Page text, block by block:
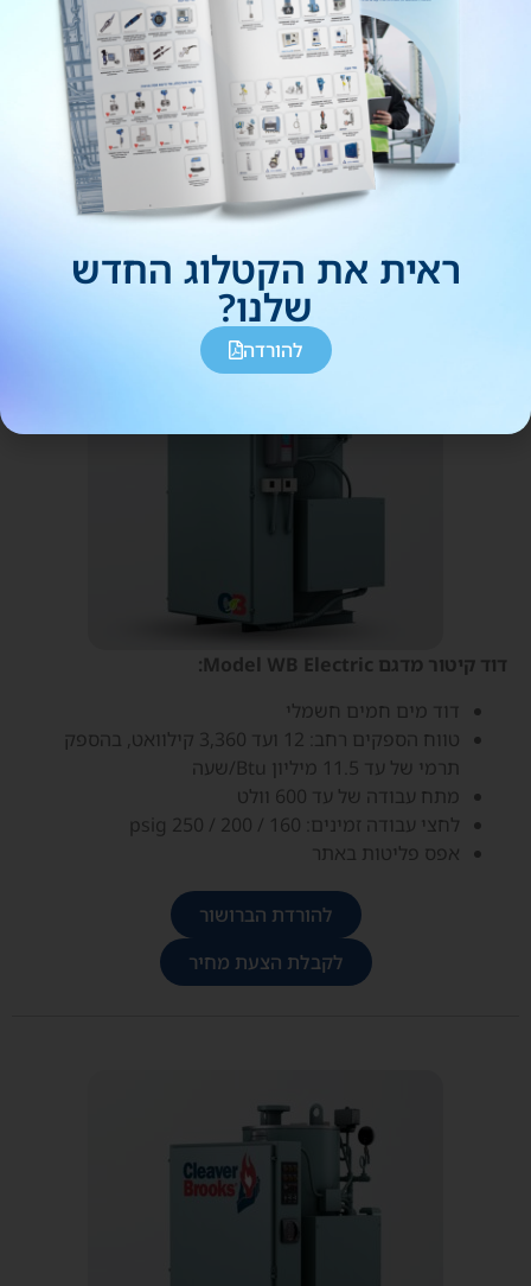
לחץ תכנון של עד 1,800 psig
עמידה בתקני פליטה מחמירים: פחות מ־5 ppm NOx
ופליטות CO נמוכות במיוחד (Ultra-Low CO)
להורדת המפרט
לקבלת הצעת מחיר
דוד קיטור מדגם Model WB Electric:
דוד מים חמים חשמלי
טווח הספקים רחב: 12 ועד 3,360 קילוואט, בהספק
תרמי של עד 11.5 מיליון Btu/שעה
מתח עבודה של עד 600 וולט
לחצי עבודה זמינים: 160 / 200 / 250 psig
אפס פליטות באתר
להורדת הברושור
לקבלת הצעת מחיר
ראית את הקטלוג החדש
שלנו?​
להורדה